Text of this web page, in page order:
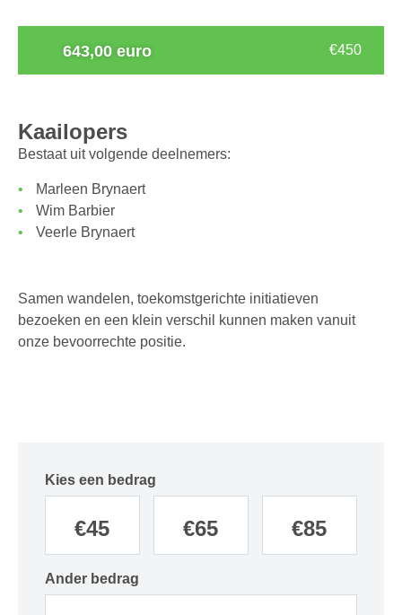
643,00 euro €450
Kaailopers
Bestaat uit volgende deelnemers:
Marleen Brynaert
Wim Barbier
Veerle Brynaert
Samen wandelen, toekomstgerichte initiatieven
bezoeken en een klein verschil kunnen maken vanuit
onze bevoorrechte positie.
Kies een bedrag
€45 €65 €85
Ander bedrag